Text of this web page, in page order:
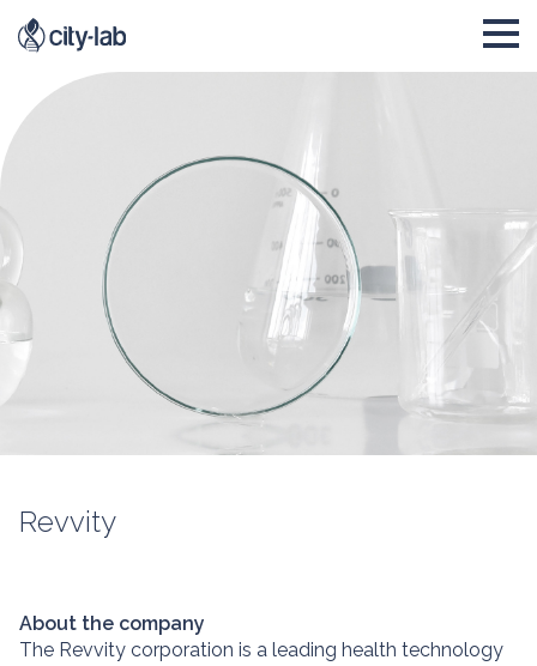
Revvity
About the company
The Revvity corporation is a leading health technology